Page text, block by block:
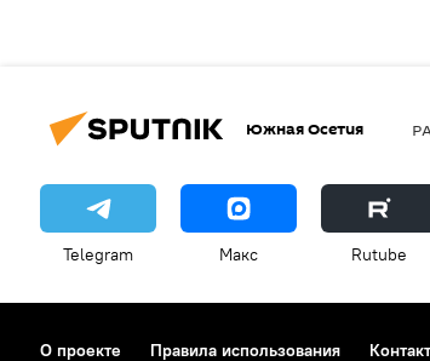
Южная Осетия
Telegram Макс Rutube
О проекте Правила использования